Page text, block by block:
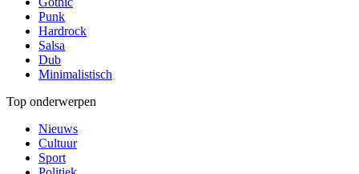
Punk
Hardrock
Salsa
Dub
Minimalistisch
Top onderwerpen
Nieuws
Cultuur
Sport